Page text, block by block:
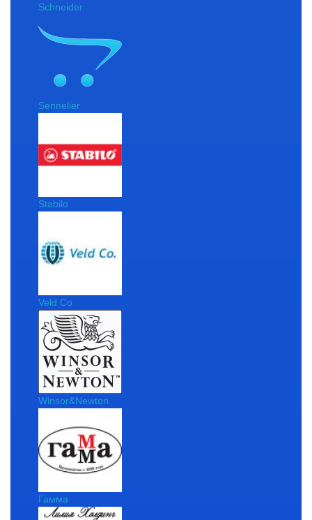
Schneider
Sennelier
Stabilo
Veld Co
Winsor&Newton
Гамма